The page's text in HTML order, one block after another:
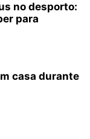
no desporto:
para
casa durante